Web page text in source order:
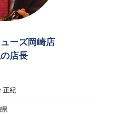
ーズ岡崎店
店長
正紀